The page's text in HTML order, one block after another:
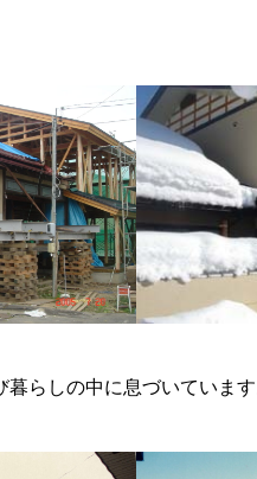
らしの中に息づいています